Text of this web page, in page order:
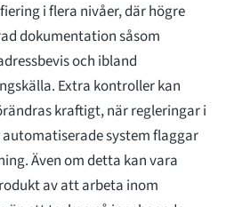
i flera nivåer, där högre
dokumentation såsom
och ibland
Extra kontroller kan
kraftigt, när regleringar i
system flaggar
Även om detta kan vara
av att arbeta inom